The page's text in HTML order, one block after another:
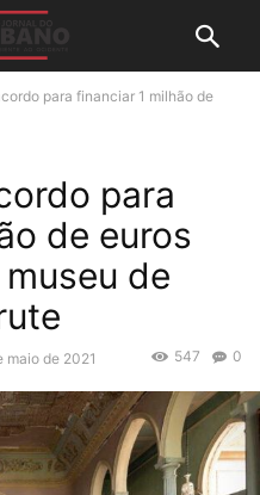
para financiar 1 milhão de
para
de euros
de
maio de 2021 0
547